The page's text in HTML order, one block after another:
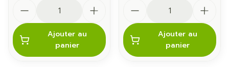
Ajouter au
panier
Ajouter au
panier